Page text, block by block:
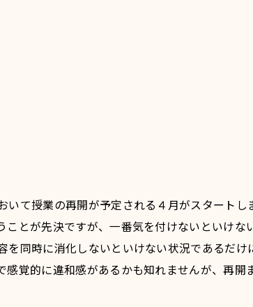
て授業の再開が予定される４月がスタートし
ことが先決ですが、一番気を付けないといけな
を同時に消化しないといけない状況であるだけ
感覚的に違和感があるかも知れませんが、再開